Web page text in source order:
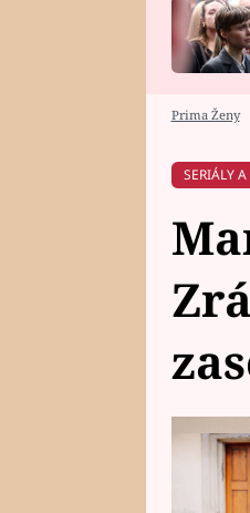
HOROSKOP NA
Prima Ženy
SERIÁLY